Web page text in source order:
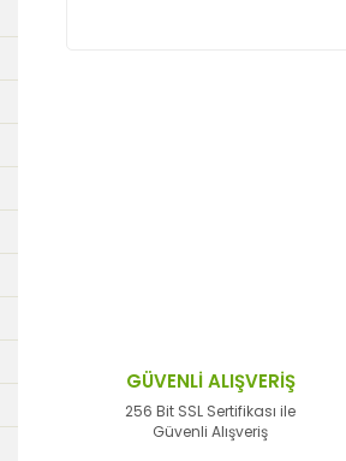
Ürün fiyatı diğer sitelerden
Bu ürüne benzer farklı
GÜVENLİ ALIŞVERİŞ
256 Bit SSL Sertifikası ile
Güvenli Alışveriş